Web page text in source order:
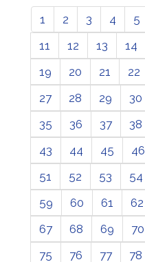
1 2 3 4 5
11
12 13 14
19
20 21 22
27
28 29 30
35
36 37 38
43
44 45 46
51
52 53 54
59
60 61 62
67
68 69 70
75
76 77 78